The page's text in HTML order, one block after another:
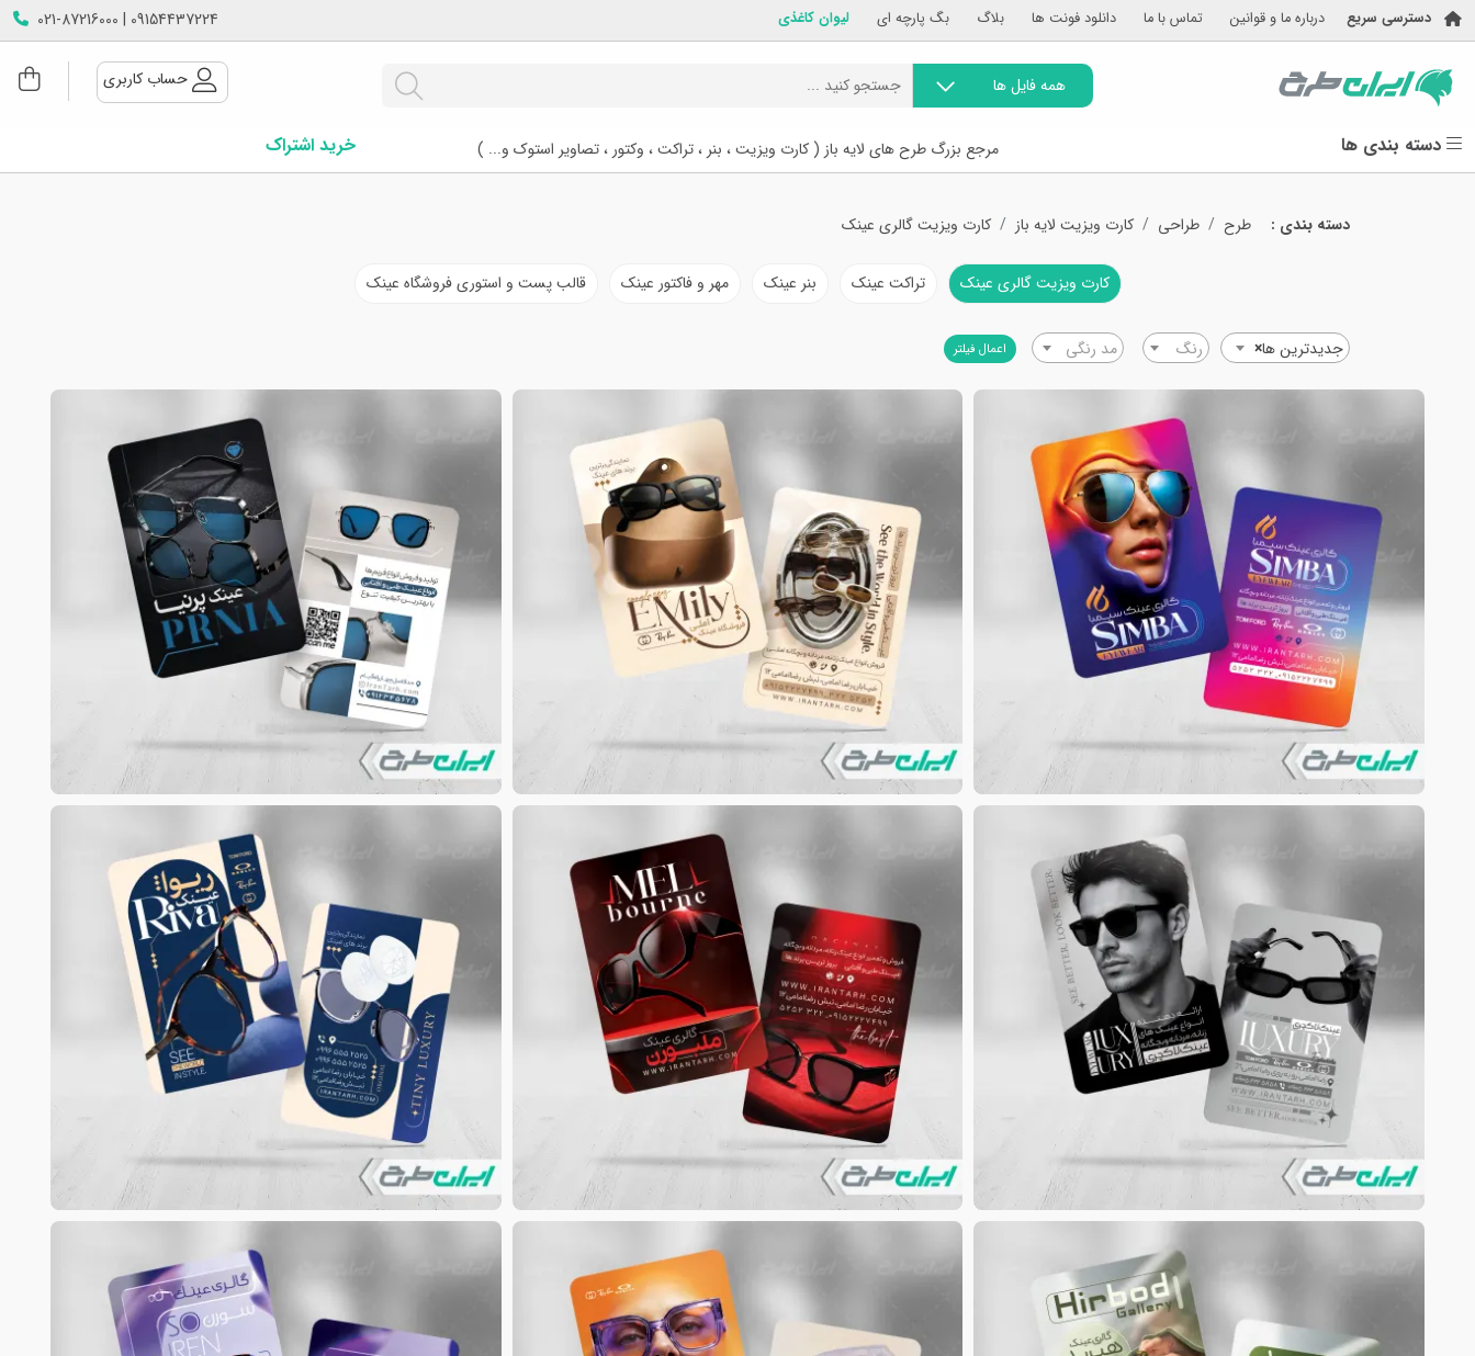
دسترسی سریع درباره ما و قوانین تماس با ما دانلود فونت ها بلاگ بگ پارچه ای لیوان کاغذی 09154437224 | 021-87216000
همه فایل ها حساب کاربری
دسته بندی ها مرجع بزرگ طرح های لایه باز ( کارت ویزیت ، بنر ، تراکت ، وکتور ، تصاویر استوک و... ) خرید اشتراک
دسته بندی : طرح طراحی کارت ویزیت لایه باز کارت ویزیت گالری عینک
کارت ویزیت گالری عینک تراکت عینک بنر عینک مهر و فاکتور عینک قالب پست و استوری فروشگاه عینک
×جدیدترین ها رنگ مد رنگی
اعمال فیلتر
دیروز